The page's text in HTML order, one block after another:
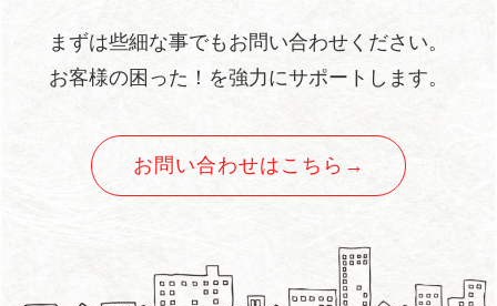
まずは些細な事でもお問い合わせください。
お客様の困った！を強力にサポートします。
お問い合わせはこちら→